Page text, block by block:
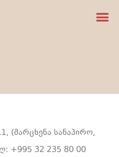
(მარცხენა სანაპირო,
+995 32 235 80 00